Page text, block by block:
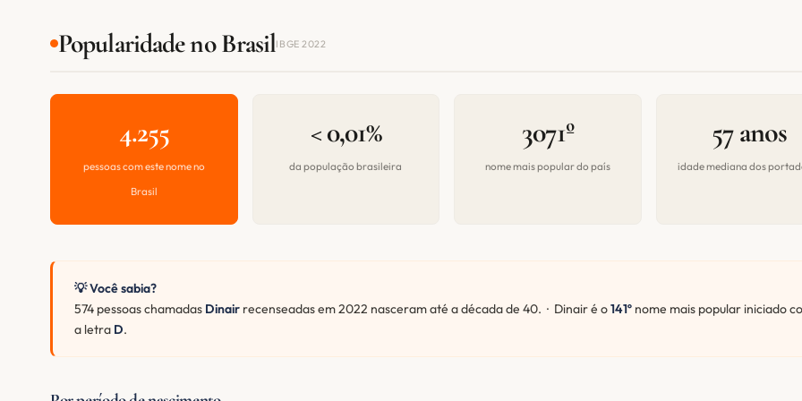
Popularidade no BrasilIBGE 2022
4.255
pessoas com este nome no
Brasil
< 0,01%
da população brasileira
3071º
nome mais popular do país
57 anos
idade mediana dos
💡 Você sabia?
574 pessoas chamadas Dinair recenseadas em 2022 nasceram até a década de 40. · Dinair é o141º nome mais popular iniciado
a letra D.